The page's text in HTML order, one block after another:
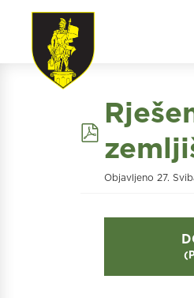
pdf
Objavljeno 27.
(